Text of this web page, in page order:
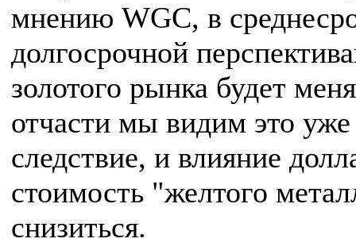
мнению WGC, в
долгосрочной
золотого рынка будет
отчасти мы видим это
следствие, и влияние
стоимость "желтого
снизиться.